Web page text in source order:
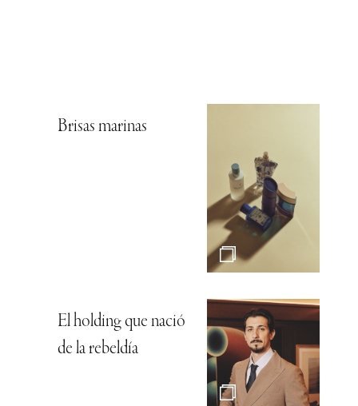
Brisas marinas
El holding que nació
de la rebeldía